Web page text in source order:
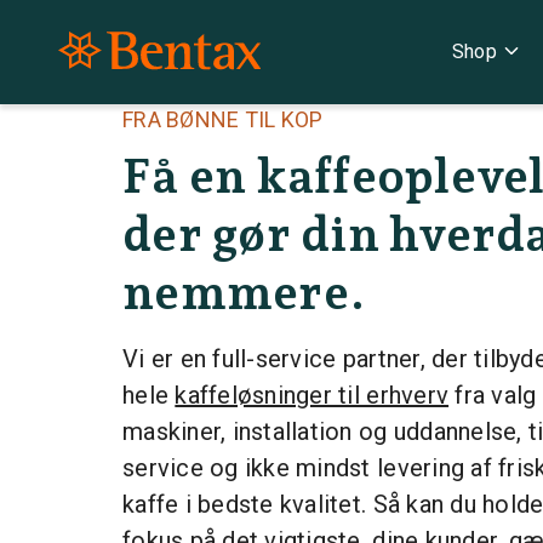
Shop expand_more
FRA BØNNE TIL KOP
Få en
der gør din
nemmere.
Vi er en full-service partner, der
hele kaffeløsninger til erhverv fra valg
maskiner, installation og uddannelse,
service og ikke mindst levering af
kaffe i bedste kvalitet. Så kan du holde